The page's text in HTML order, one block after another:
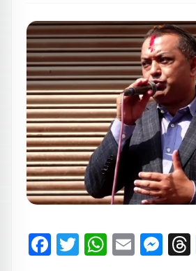
Facebook
TwitterEmail